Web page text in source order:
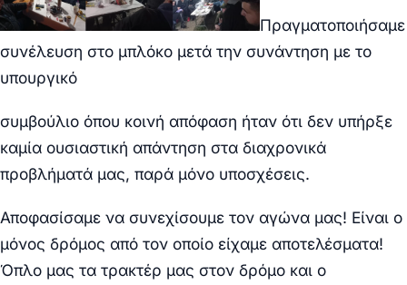
Πραγματοποιήσαμε
συνέλευση στο μπλόκο μετά την συνάντηση με το
υπουργικό
συμβούλιο όπου κοινή απόφαση ήταν ότι δεν υπήρξε
καμία ουσιαστική απάντηση στα διαχρονικά
προβλήματά μας, παρά μόνο υποσχέσεις.
Αποφασίσαμε να συνεχίσουμε τον αγώνα μας! Είναι ο
μόνος δρόμος από τον οποίο είχαμε αποτελέσματα!
Όπλο μας τα τρακτέρ μας στον δρόμο και ο